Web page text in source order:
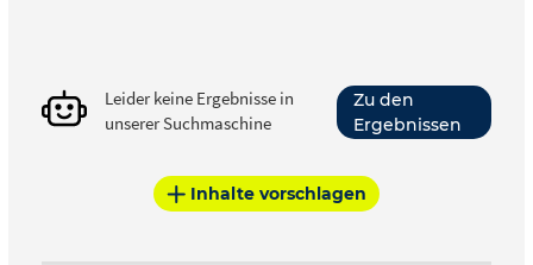
Leider keine Ergebnisse in
unserer Suchmaschine
Zu den
Ergebnissen
Inhalte vorschlagen